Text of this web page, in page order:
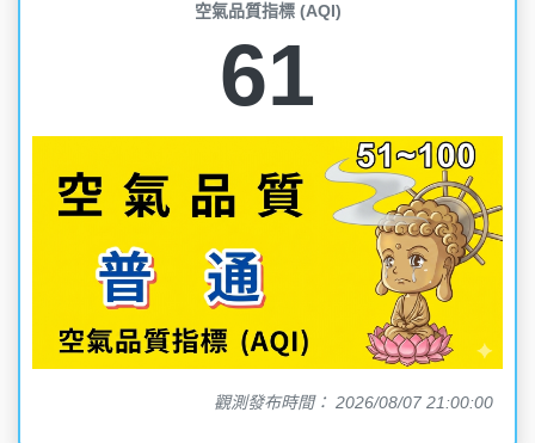
空氣品質指標 (AQI)
61
觀測發布時間： 2026/08/07 21:00:00